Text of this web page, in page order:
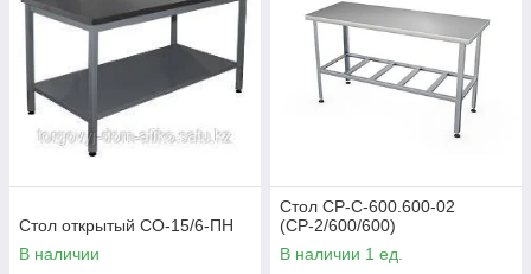
Стол открытый СО-15/6-ПН
В наличии
Стол СР-С-600.600-02
(СР-2/600/600)
В наличии 1 ед.